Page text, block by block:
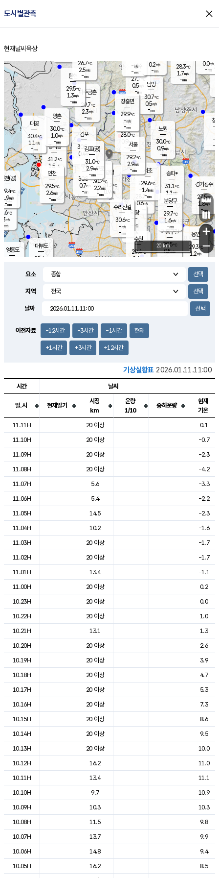
도시별관측 close
홈
현재날씨 육상
의도
℃
m/s
mm
영흥도
양주
27.7℃
0.5
-mm
과천
28.7℃
0.6m/s
- mm
용인
29.3℃
1.2m/s
경기광주
27.5℃
1.8m/s
-mm
2.0m/s
대부도
28.4
경서동
31.2℃
1.5 m/s
-mm
파주금촌
29.7℃
2.3m/s
-mm
28.3℃
1.7m/s
-mm
대곶
30.4℃
1.1 m/s
-mm
창
-
-m/
-
탄현
29.5℃
1.3m/s
-mm
0.0m/s
-mm
의왕
- ℃
m/s
mm
김포
30.5℃
0.4 m/s
mm
광명
31.2 ℃
0.9 m/s
-mm
부천
30.8℃
0.7m/s
-mm
양촌
30.0℃
1.0m/s
-mm
구로
30.2℃
2.2m/s
-mm
은평
28.0℃
0.9 m/s
- mm
노원
30.0℃
0.9m/s
-mm
송파*
31.1℃
1.1 m/s
-mm
서초
29.6℃
1.4m/s
-mm
남방
30.7℃
0.5m/s
-mm
기흥구갈
29.5℃
0.5m/s
-
수리산길
30.6℃
-m/s
-mm
분당구
29.7℃
1.6m/s
-mm
장흥면
29.9℃
-m/s
-mm
-m/s
-mm
인천(공)
29.4℃
1.9m/s
-mm
김포(공)
31.0℃
2.9m/s
-mm
수원
29.4℃
2.4 m/s
인천
29.5℃
2.6m/s
-mm
서울
29.2℃
2.9m/s
-mm
26.7℃
2.5m/s
-mm
0.2m/s
-mm
+
−
20 km
요소
지역
날짜
이전자료 -12시간 -3시간 -1시간 현재
+1시간 +3시간 +12시간
기상실황표 2026.01.11.11:00
도시별 기상실황표로 지점, 날씨, 기온, 강수, 바람, 기압등을 안내한 표입
시간 날씨
일.시 현재일기
시정
km
운량
1/10
중하운량
현재
기온
11.11H
20 이상
0.1
11.10H
20 이상
-0.7
11.09H
20 이상
-2.3
11.08H
20 이상
-4.2
11.07H
5.6
-3.3
11.06H
5.4
-2.2
11.05H
14.5
-2.3
11.04H
10.2
-1.6
11.03H
20 이상
-1.7
11.02H
20 이상
-1.7
11.01H
13.4
-1.1
11.00H
20 이상
0.2
10.23H
20 이상
0.0
10.22H
20 이상
1.0
10.21H
13.1
1.3
10.20H
20 이상
2.6
10.19H
20 이상
3.9
10.18H
20 이상
4.7
10.17H
20 이상
5.3
10.16H
20 이상
7.3
10.15H
20 이상
8.6
10.14H
20 이상
9.5
10.13H
20 이상
10.0
10.12H
16.2
11.0
10.11H
13.4
11.1
10.10H
9.7
10.9
10.09H
10.3
10.3
10.08H
11.5
9.8
10.07H
13.7
9.9
10.06H
14.8
9.4
10.05H
16.2
8.5